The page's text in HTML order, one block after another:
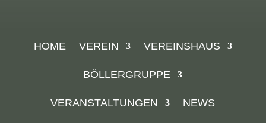
HOME VEREIN VEREINSHAUS
BÖLLERGRUPPE
VERANSTALTUNGEN NEWS